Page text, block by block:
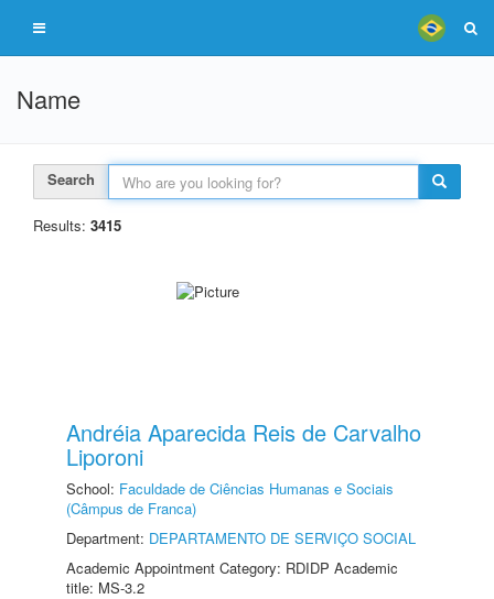
Name
Search
Results: 3415
Andréia Aparecida Reis de Carvalho
Liporoni
School: Faculdade de Ciências Humanas e Sociais
(Câmpus de Franca)
Department: DEPARTAMENTO DE SERVIÇO SOCIAL
Academic Appointment Category: RDIDP Academic
title: MS-3.2